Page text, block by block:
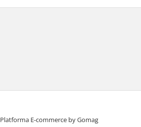
Platforma E-commerce by Gomag